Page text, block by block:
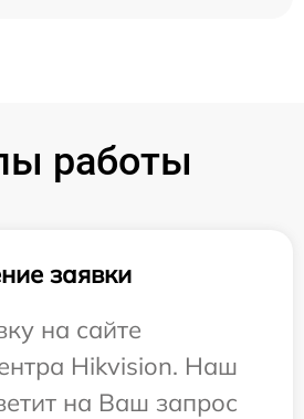
работы
заявки
на сайте
Hikvision. Наш
на Ваш запрос